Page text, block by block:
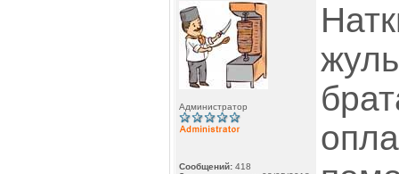
Администратор
Сообщений: 418